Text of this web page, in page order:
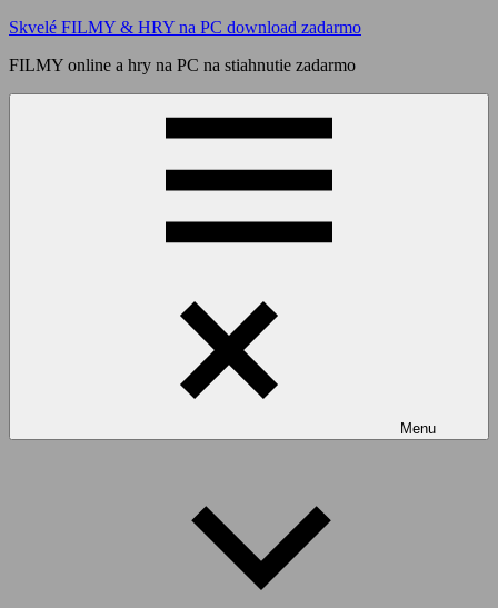
Skip
content
Skvelé FILMY & HRY na PC download zadarmo
FILMY online a hry na PC na stiahnutie zadarmo
Menu